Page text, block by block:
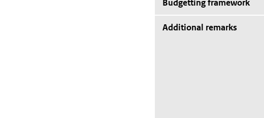
Budgetting framework
Additional remarks